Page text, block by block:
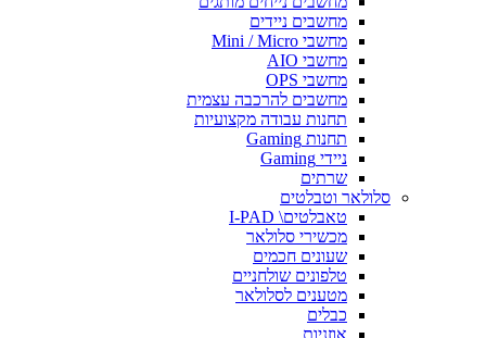
מחשבים ניידים
מחשבי Mini / Micro
מחשבי AIO
מחשבי OPS
מחשבים להרכבה עצמית
תחנות עבודה מקצועיות
תחנות Gaming
ניידי Gaming
שרתים
סלולאר וטבלטים
טאבלטים\ I-PAD
מכשירי סלולאר
שעונים חכמים
טלפונים שולחניים
מטענים לסלולאר
כבלים
אוזניות